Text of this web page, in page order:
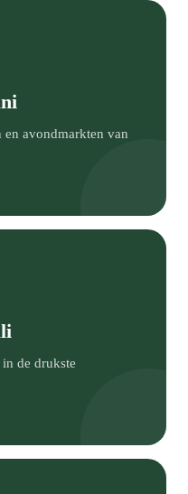
en avondmarkten van
de drukste